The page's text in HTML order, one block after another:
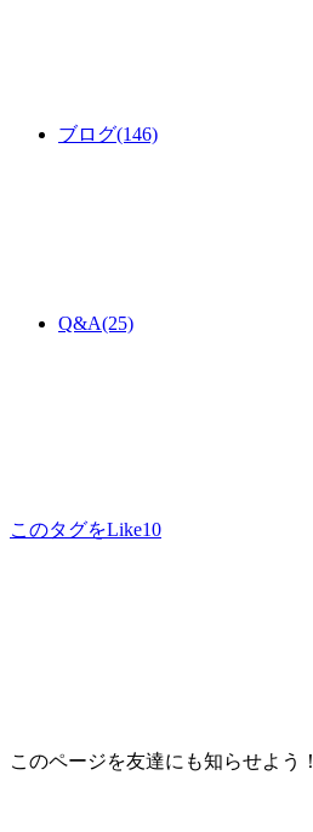
ブログ(146)
Q&A(25)
このタグをLike10
このページを友達にも知らせよう！